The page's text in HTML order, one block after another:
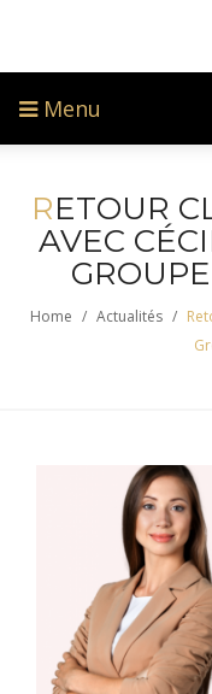
Menu
RETOUR
AVEC
Home / Actualités /